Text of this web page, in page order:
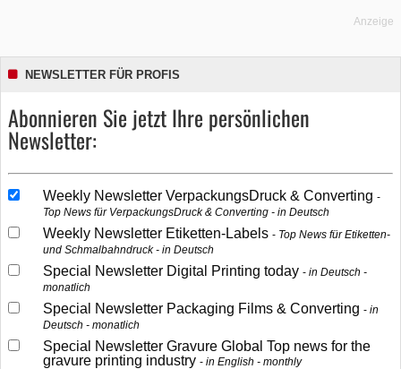
Anzeige
NEWSLETTER FÜR PROFIS
Abonnieren Sie jetzt Ihre persönlichen
Newsletter:
Weekly Newsletter VerpackungsDruck & Converting
Top News für VerpackungsDruck & Converting - in Deutsch
Weekly Newsletter Etiketten-Labels
Top News für Etiketten-
und Schmalbahndruck - in Deutsch
Special Newsletter Digital Printing today
in Deutsch -
monatlich
Special Newsletter Packaging Films & Converting
in
Deutsch - monatlich
Special Newsletter Gravure Global Top news for the
gravure printing industry
in English - monthly